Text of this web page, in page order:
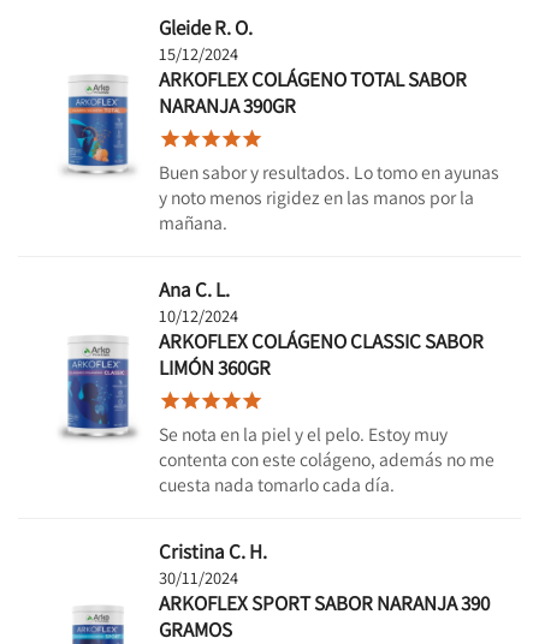
Gleide R. O.
15/12/2024
ARKOFLEX COLÁGENO TOTAL SABOR
NARANJA 390GR

Buen sabor y resultados. Lo tomo en ayunas
y noto menos rigidez en las manos por la
mañana.
Ana C. L.
10/12/2024
ARKOFLEX COLÁGENO CLASSIC SABOR
LIMÓN 360GR

Se nota en la piel y el pelo. Estoy muy
contenta con este colágeno, además no me
cuesta nada tomarlo cada día.
Cristina C. H.
30/11/2024
ARKOFLEX SPORT SABOR NARANJA 390
GRAMOS